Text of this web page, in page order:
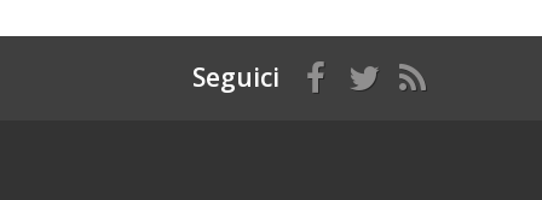
Seguici